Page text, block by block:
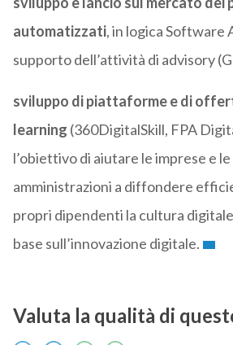
automatizzati, in logica Software
supporto dell’attività di advisory
sviluppo di piattaforme e di
learning (360DigitalSkill, FPA
l’obiettivo di aiutare le imprese e
amministrazioni a diffondere
propri dipendenti la cultura
base sull’innovazione digitale.
Valuta la qualità di